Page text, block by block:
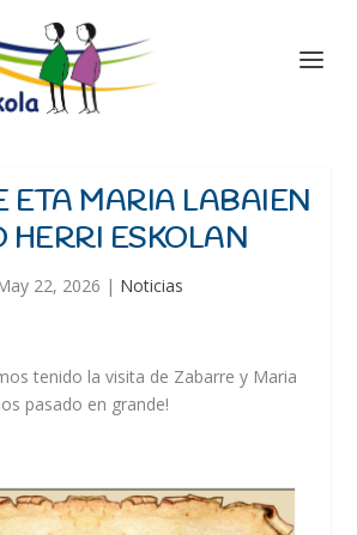
ETA MARIA LABAIEN
HERRI ESKOLAN
22, 2026 | Noticias
tenido la visita de Zabarre y Maria
pasado en grande!